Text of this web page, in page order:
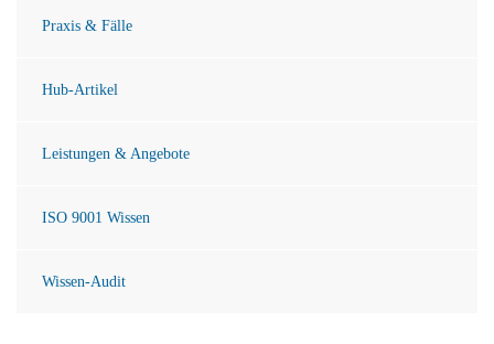
Praxis & Fälle
Hub-Artikel
Leistungen & Angebote
ISO 9001 Wissen
Wissen-Audit